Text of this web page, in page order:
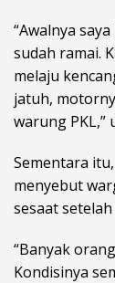
“Awalnya
sudah ramai.
melaju
jatuh,
warung PKL,”
Sementara
menyebut
sesaat
“Banyak
Kondisinya